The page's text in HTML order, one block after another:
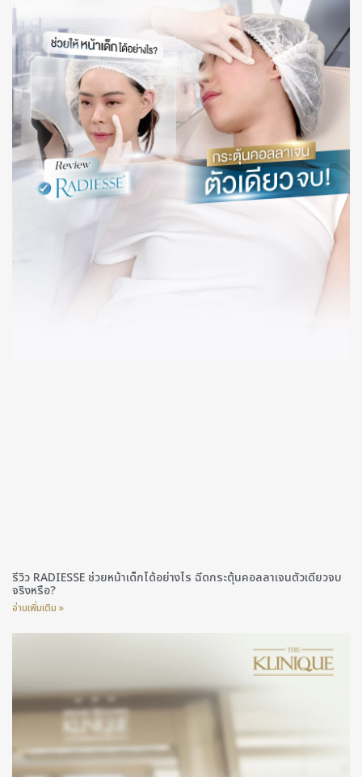
รีวิว RADIESSE ช่วยหน้าเด็กได้อย่างไร ฉีดกระตุ้นคอลลาเจนตัวเดียวจบ
จริงหรือ?
อ่านเพิ่มเติม »